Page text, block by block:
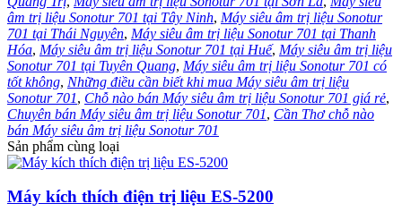
âm trị liệu Sonotur 701 tại Tây Ninh, Máy siêu âm trị liệu Sonotur
701 tại Thái Nguyên, Máy siêu âm trị liệu Sonotur 701 tại Thanh
Hóa, Máy siêu âm trị liệu Sonotur 701 tại Huế, Máy siêu âm trị liệu
Sonotur 701 tại Tuyên Quang, Máy siêu âm trị liệu Sonotur 701 có
tốt không, Những điều cần biết khi mua Máy siêu âm trị liệu
Sonotur 701, Chỗ nào bán Máy siêu âm trị liệu Sonotur 701 giá rẻ,
Chuyên bán Máy siêu âm trị liệu Sonotur 701, Cần Thơ chỗ nào
bán Máy siêu âm trị liệu Sonotur 701
Sản phẩm cùng loại
Máy kích thích điện trị liệu ES-5200